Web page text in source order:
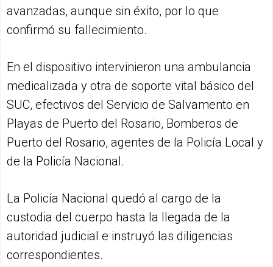
avanzadas, aunque sin éxito, por lo que
confirmó su fallecimiento.
En el dispositivo intervinieron una ambulancia
medicalizada y otra de soporte vital básico del
SUC, efectivos del Servicio de Salvamento en
Playas de Puerto del Rosario, Bomberos de
Puerto del Rosario, agentes de la Policía Local y
de la Policía Nacional.
La Policía Nacional quedó al cargo de la
custodia del cuerpo hasta la llegada de la
autoridad judicial e instruyó las diligencias
correspondientes.